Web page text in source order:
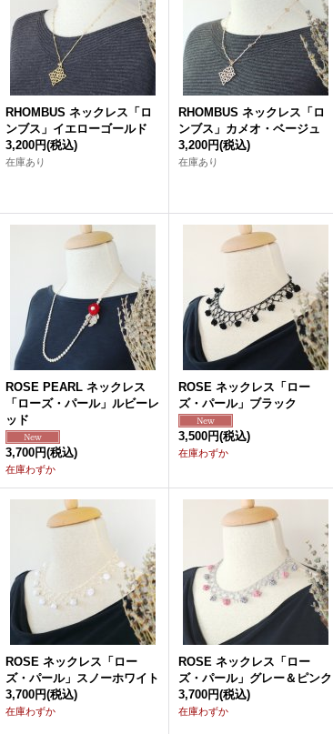
RHOMBUS ネックレス「ロ
ンブス」イエローゴールド
3,200円(税込)
在庫あり
RHOMBUS ネックレス「ロ
ンブス」カメオ・ベージュ
3,200円(税込)
在庫あり
ROSE PEARL ネックレス
「ローズ・パール」ルビーレ
ッド
3,700円(税込)
在庫わずか
ROSE ネックレス「ロー
ズ・パール」ブラック
3,500円(税込)
在庫わずか
ROSE ネックレス「ロー
ズ・パール」スノーホワイト
3,700円(税込)
在庫わずか
ROSE ネックレス「ロー
ズ・パール」グレー＆ピンク
3,700円(税込)
在庫わずか